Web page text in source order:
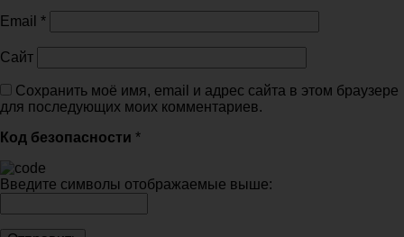
Email *
Сайт
Сохранить моё имя, email и адрес сайта в этом браузере
для последующих моих комментариев.
Код безопасности *
Введите символы отображаемые выше: